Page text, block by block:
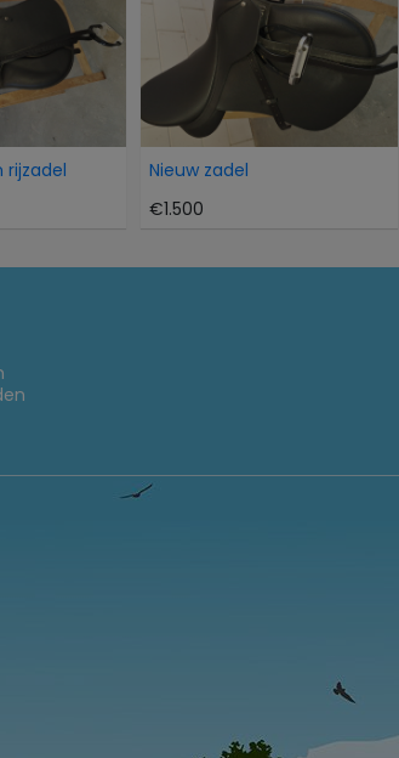
rijzadel
Nieuw zadel
€1.500